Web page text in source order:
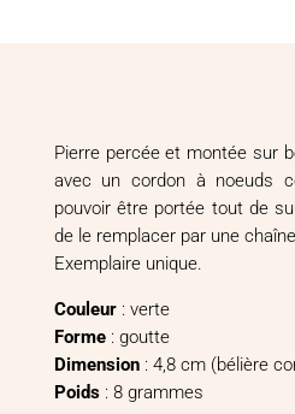
Pierre percée et montée sur
avec un cordon à noeuds
pouvoir être portée tout de
de le remplacer par une
Exemplaire unique.
Couleur: verte
Forme: goutte
Dimension: 4,8 cm (bélière
Poids: 8 grammes